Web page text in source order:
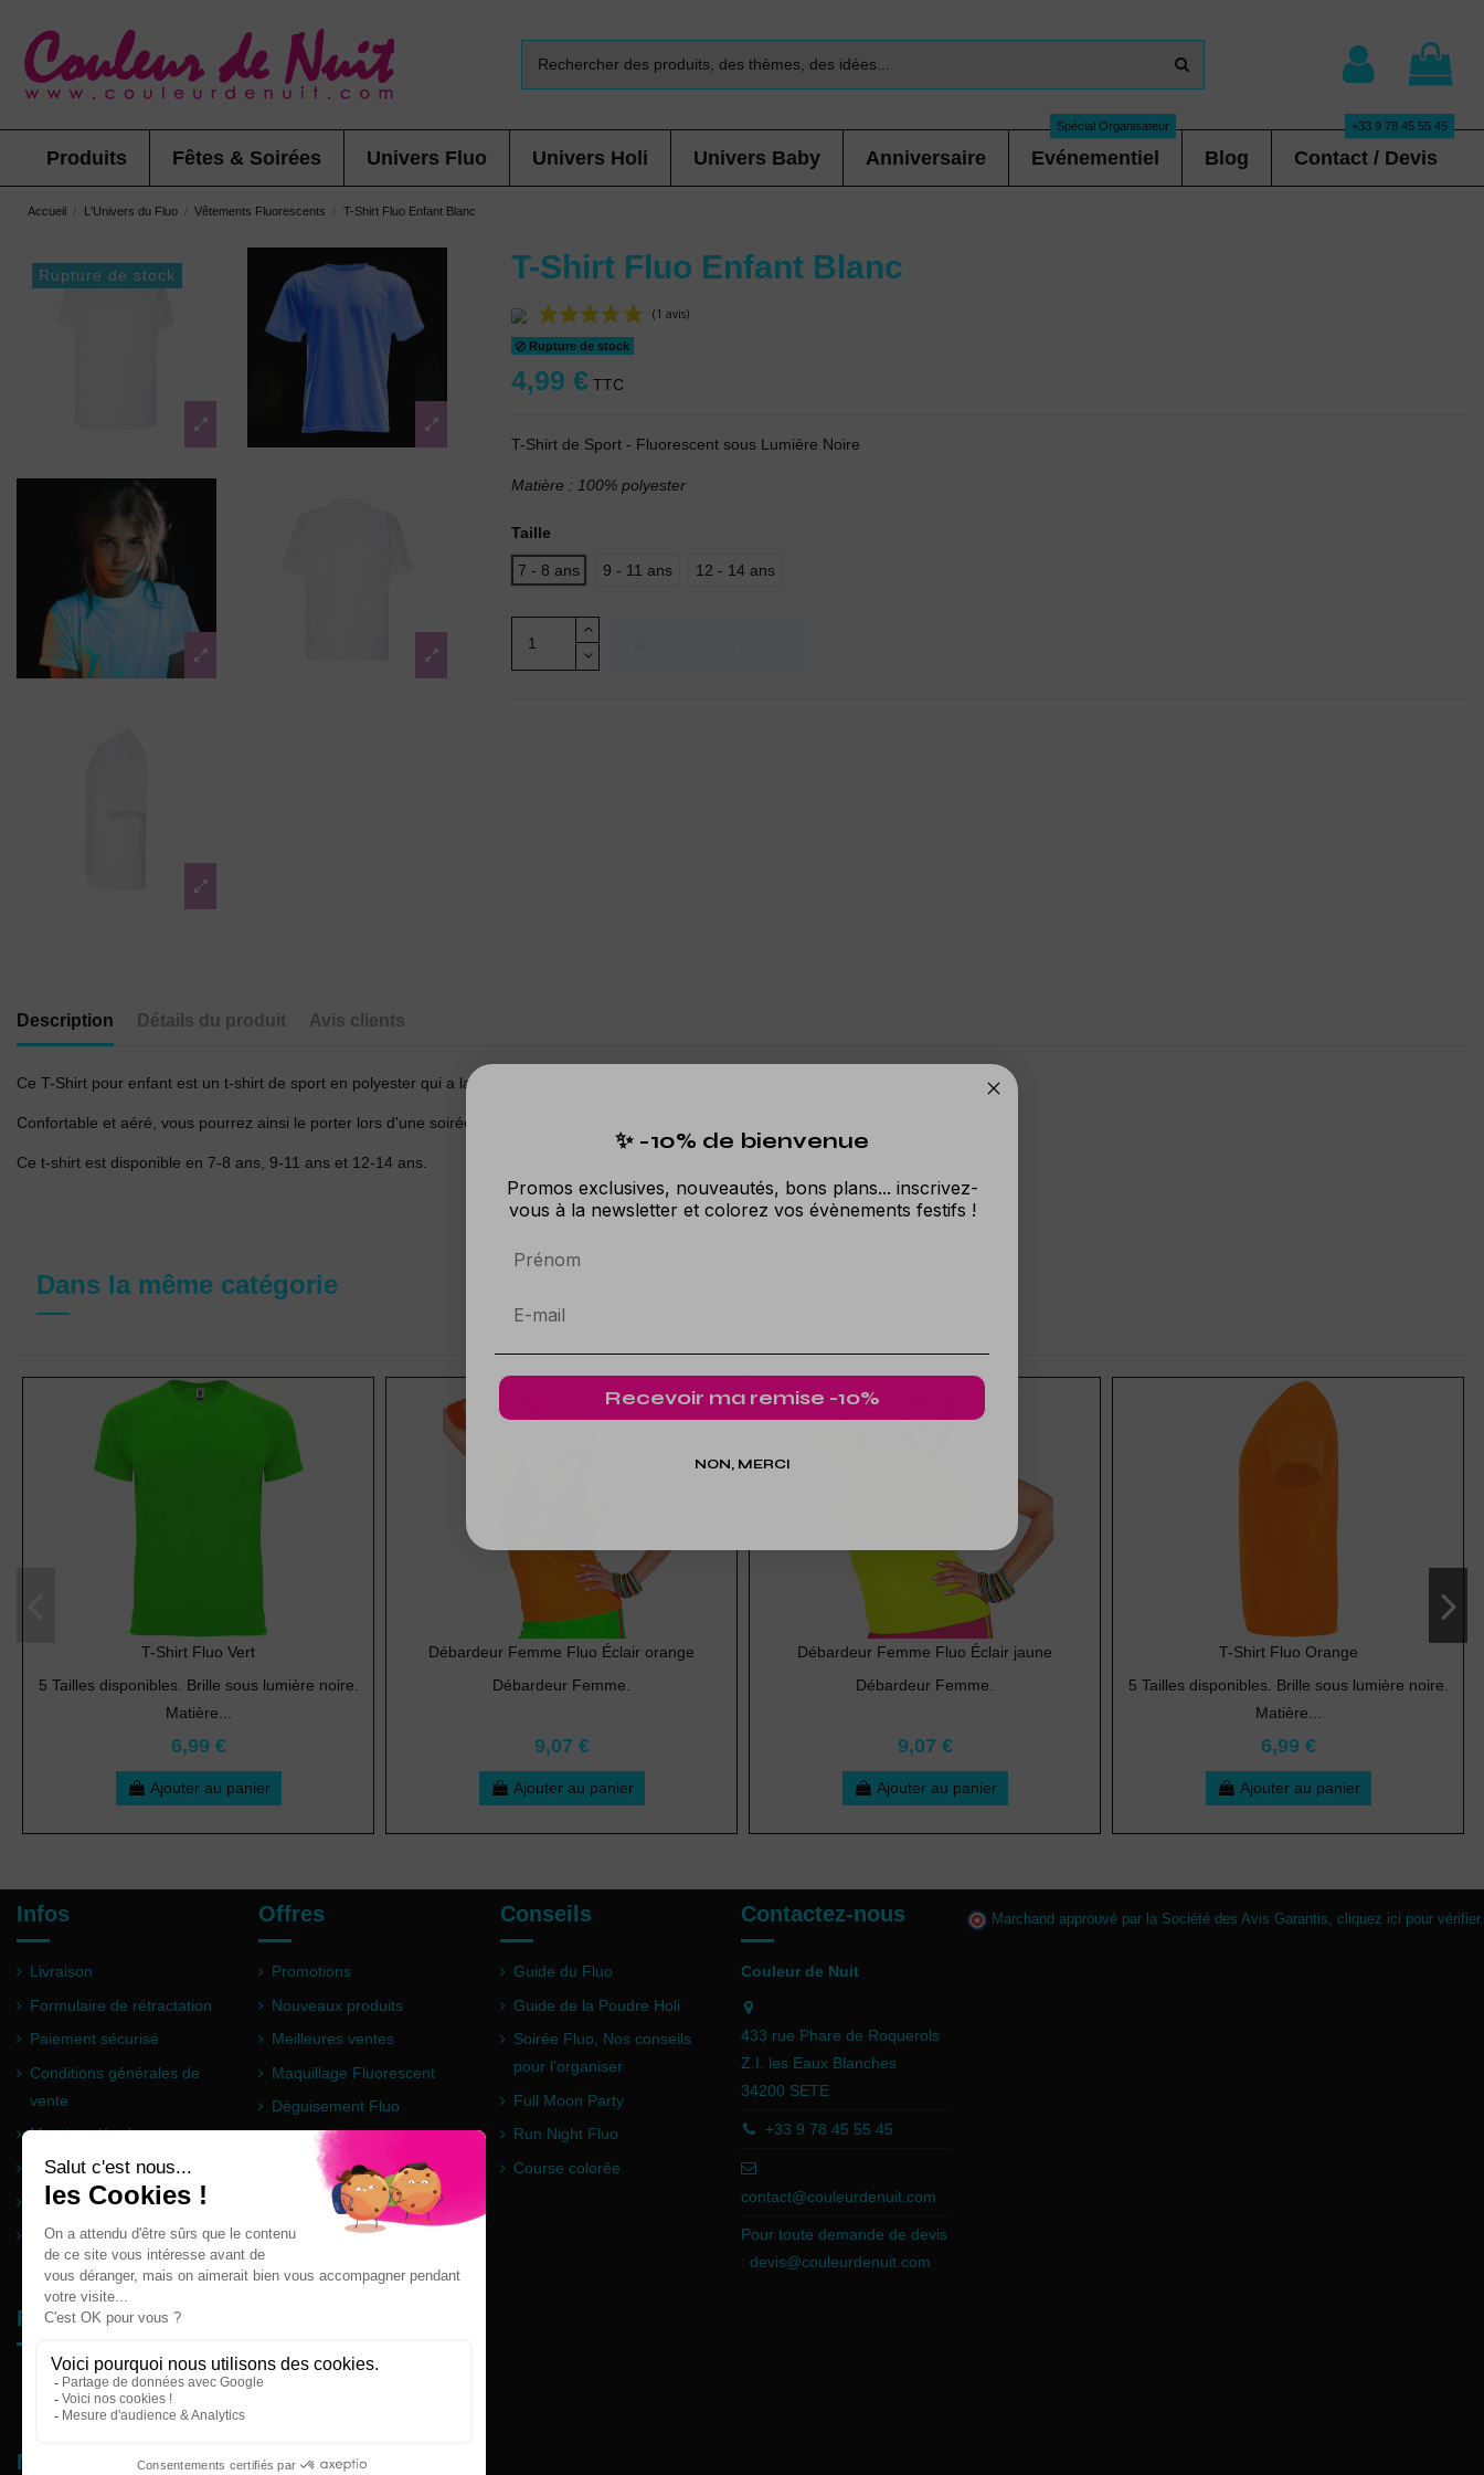
Produits Fêtes & Soirées Univers Fluo Univers Holi Univers Baby Anniversaire Evénementiel
Spécial Organisateur
Blog Contact / Devis
+33 9 78 45 55 45
Accueil L'Univers du Fluo Vêtements Fluorescents T-Shirt Fluo Enfant Blanc
Rupture de stock T-Shirt Fluo Enfant Blanc
Rupture de stock
4,99 € TTC
T-Shirt de Sport - Fluorescent sous Lumière Noire
Matière : 100% polyester
Taille
7 - 8 ans 9 - 11 ans 12 - 14 ans
Description Détails du produit Avis clients
Ce T-Shirt pour enfant est un t-shirt de sport en polyester qui a la particularité de briller sous l'effet de la lumière ultra-violette.
Confortable et aéré, vous pourrez ainsi le porter lors d'une soirée fluo ou d'un événement festif sous lumière noire.
Ce t-shirt est disponible en 7-8 ans, 9-11 ans et 12-14 ans.
Dans la même catégorie
T-Shirt Fluo Vert
5 Tailles disponibles. Brille sous lumière noire.
Matière...
6,99 €
Ajouter au panier
Débardeur Femme Fluo Éclair orange
Débardeur Femme.
9,07 €
Ajouter au panier
Débardeur Femme Fluo Éclair jaune
Débardeur Femme.
9,07 €
Ajouter au panier
T-Shirt Fluo Orange
5 Tailles disponibles. Brille sous lumière noire.
Matière...
6,99 €
Ajouter au panier
Infos
Livraison
Formulaire de rétractation
Paiement sécurisé
Conditions générales de
vente
Mentions légales
Questions fréquentes
Partenaires
Plan du site
Offres
Promotions
Nouveaux produits
Meilleures ventes
Maquillage Fluorescent
Déguisement Fluo
Poudre Holi
Conseils
Guide du Fluo
Guide de la Poudre Holi
Soirée Fluo, Nos conseils
pour l'organiser
Full Moon Party
Run Night Fluo
Course colorée
Contactez-nous
Couleur de Nuit
433 rue Phare de Roquerols
Z.I. les Eaux Blanches
34200 SETE
+33 9 78 45 55 45
contact@couleurdenuit.com
Pour toute demande de devis
:devis@couleurdenuit.com
Marchand approuvé par la Société des Avis Garantis, cliquez ici pour vérifier.
Follow us
Newsletter
✨ -10% de bienvenue
Promos exclusives, nouveautés, bons plans... inscrivez-
vous à la newsletter et colorez vos évènements festifs !
Prénom
Recevoir ma remise -10%
NON, MERCI